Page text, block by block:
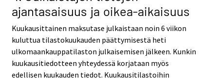
ajantasaisuus ja oikea-aikaisuus
Kuukausittainen maksutase julkaistaan noin 6 viikon
kuluttua tilastokuukauden päättymisestä heti
ulkomaankauppatilaston julkaisemisen jälkeen. Kunkin
kuukausitiedotteen yhteydessä korjataan myös
edellisen kuukauden tiedot. Kuukausitilastoihin